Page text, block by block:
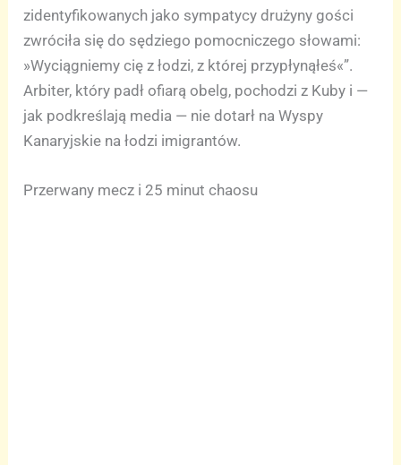
zidentyfikowanych jako sympatycy drużyny gości
zwróciła się do sędziego pomocniczego słowami:
»Wyciągniemy cię z łodzi, z której przypłynąłeś«”.
Arbiter, który padł ofiarą obelg, pochodzi z Kuby i —
jak podkreślają media — nie dotarł na Wyspy
Kanaryjskie na łodzi imigrantów.
Przerwany mecz i 25 minut chaosu